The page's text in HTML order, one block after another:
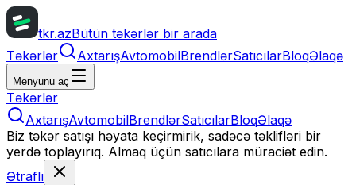
tkr.azBütün təkərlər bir arada
Təkərlər
AxtarışAvtomobilBrendlərSatıcılarBloqƏlaqə
Menyunu aç
Təkərlər
AxtarışAvtomobilBrendlərSatıcılarBloqƏlaqə
Biz təkər satışı həyata keçirmirik, sadəcə təklifləri bir
yerdə toplayırıq. Almaq üçün satıcılara müraciət edin.
Ətraflı